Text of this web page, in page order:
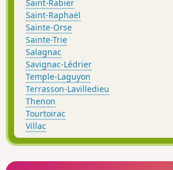
Saint-Rabier
Saint-Raphaël
Sainte-Orse
Sainte-Trie
Salagnac
Savignac-Lédrier
Temple-Laguyon
Terrasson-Lavilledieu
Thenon
Tourtoirac
Villac